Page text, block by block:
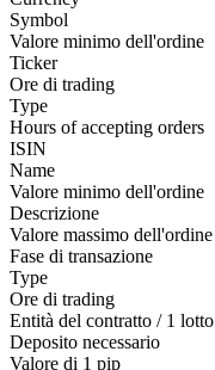
Symbol
Valore minimo dell'ordine
Ticker
Ore di trading
Type
Hours of accepting orders
ISIN
Name
Valore minimo dell'ordine
Descrizione
Valore massimo dell'ordine
Fase di transazione
Type
Ore di trading
Entità del contratto / 1 lotto
Deposito necessario
Valore di 1 pip